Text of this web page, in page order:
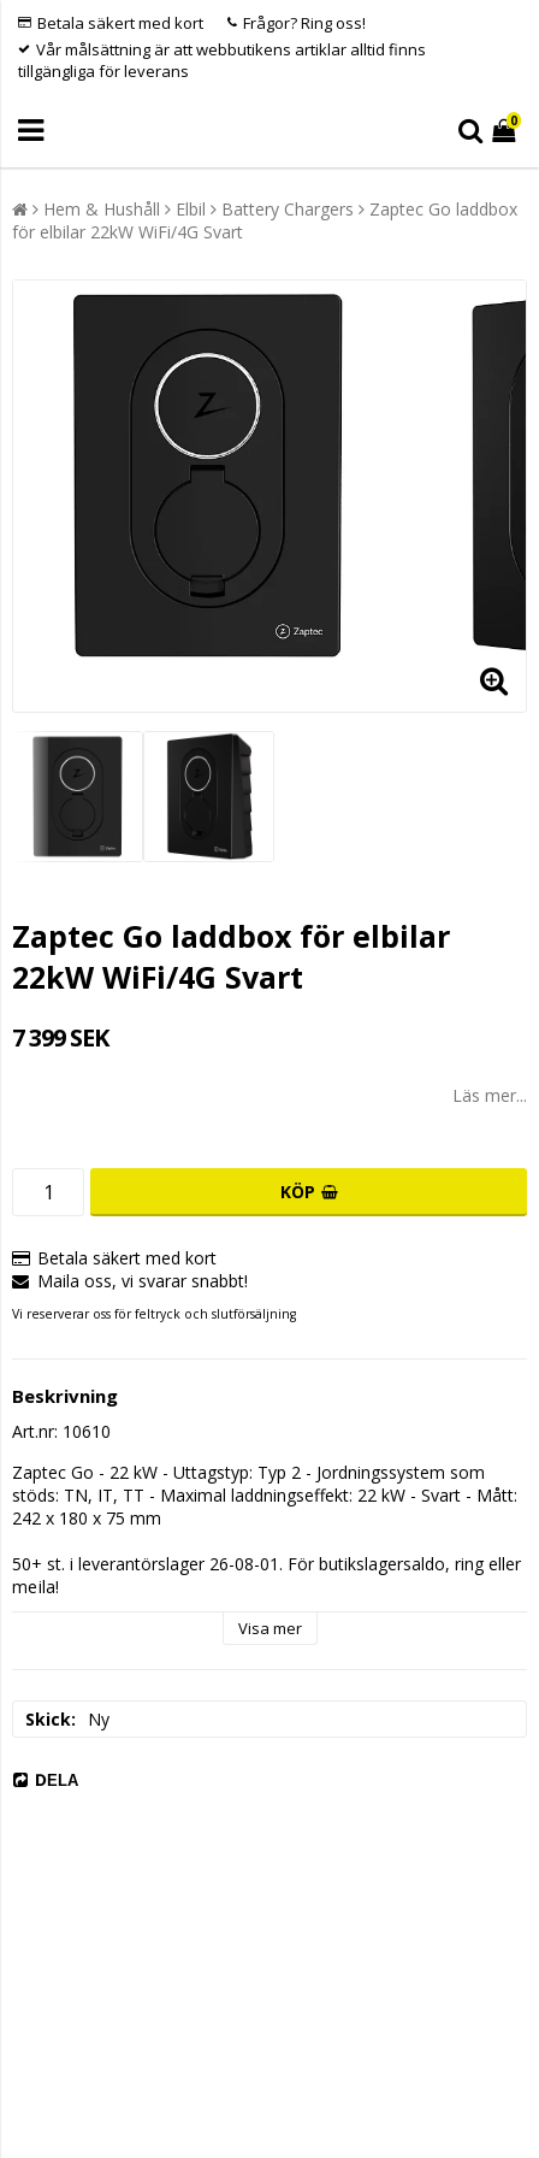
Betala säkert med kort
Frågor? Ring oss!
Vår målsättning är att webbutikens artiklar alltid finns
tillgängliga för leverans
0
Hem & Hushåll Elbil Battery Chargers
Zaptec Go laddbox
för elbilar 22kW WiFi/4G Svart
Zaptec Go laddbox för elbilar
22kW WiFi/4G Svart
7 399 SEK
Läs mer...
KÖP
Betala säkert med kort
Maila oss, vi svarar snabbt!
Vi reserverar oss för feltryck och slutförsäljning
Beskrivning
Art.nr: 10610
Zaptec Go - 22 kW - Uttagstyp: Typ 2 - Jordningssystem som
stöds: TN, IT, TT - Maximal laddningseffekt: 22 kW - Svart - Mått:
242 x 180 x 75 mm
50+ st. i leverantörslager 26-08-01. För butikslagersaldo, ring eller
mejla!
Visa mer
Skick Ny
DELA